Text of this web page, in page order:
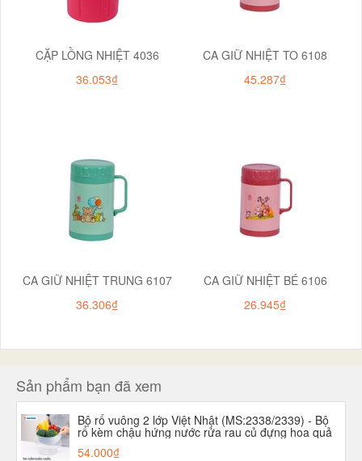
CẶP LỒNG NHIỆT 4036
36.053₫
CA GIỮ NHIỆT TO 6108
45.287₫
CA GIỮ NHIỆT TRUNG 6107
36.306₫
CA GIỮ NHIỆT BÉ 6106
26.945₫
Sản phẩm bạn đã xem
Bộ rổ vuông 2 lớp Việt Nhật (MS:2338/2339) - Bộ
rổ kèm chậu hứng nước rửa rau củ đựng hoa quả
trái cây aladanh-net-vn
54.000₫